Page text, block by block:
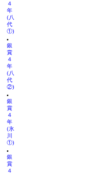
４
年
(八
代
①)
銀
賞
４
年
(八
代
②)
銀
賞
４
年
(氷
川
①)
銀
賞
４